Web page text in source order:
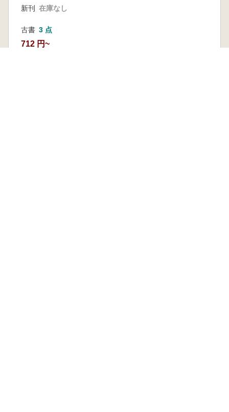
新刊 在庫なし
古書 3 点
712 円~